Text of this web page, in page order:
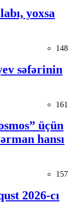
yoxsa
148
səfərinin
161
üçün
hansı
157
2026-cı